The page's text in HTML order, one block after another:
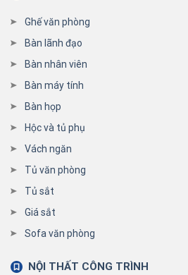
Ghế văn phòng
Bàn lãnh đạo
Bàn nhân viên
Bàn máy tính
Bàn họp
Hộc và tủ phụ
Vách ngăn
Tủ văn phòng
Tủ sắt
Giá sắt
Sofa văn phòng
NỘI THẤT CÔNG TRÌNH